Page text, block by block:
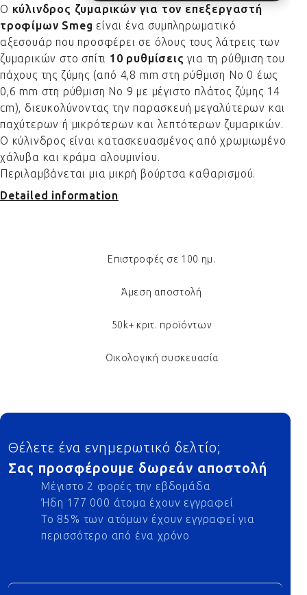
Ο κύλινδρος ζυμαρικών για τον επεξεργαστή
τροφίμων Smeg είναι ένα συμπληρωματικό
αξεσουάρ που προσφέρει σε όλους τους λάτρεις των
ζυμαρικών στο σπίτι 10 ρυθμίσεις για τη ρύθμιση του
πάχους της ζύμης (από 4,8 mm στη ρύθμιση Νο 0 έως
0,6 mm στη ρύθμιση Νο 9 με μέγιστο πλάτος ζύμης 14
cm), διευκολύνοντας την παρασκευή μεγαλύτερων και
παχύτερων ή μικρότερων και λεπτότερων ζυμαρικών.
Ο κύλινδρος είναι κατασκευασμένος από χρωμιωμένο
χάλυβα και κράμα αλουμινίου.
Περιλαμβάνεται μια μικρή βούρτσα καθαρισμού.
Detailed information
Επιστροφές σε 100 ημ.
Άμεση αποστολή
50k+ κριτ. προϊόντων
Οικολογική συσκευασία
Footer
Θέλετε ένα ενημερωτικό δελτίο;
Σας προσφέρουμε δωρεάν αποστολή
Μέγιστο 2 φορές την εβδομάδα
Ήδη 177 000 άτομα έχουν εγγραφεί
Το 85% των ατόμων έχουν εγγραφεί για
περισσότερο από ένα χρόνο